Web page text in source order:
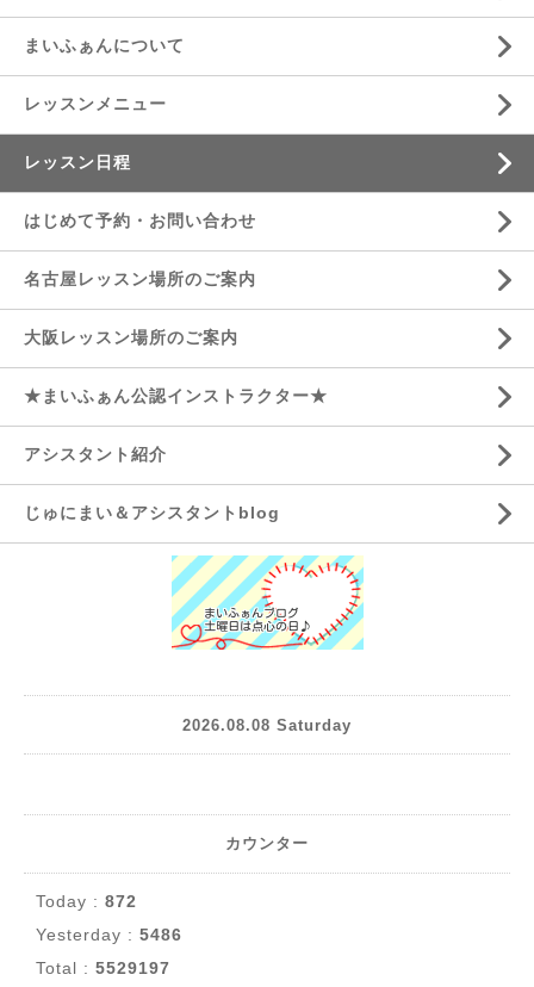
まいふぁんについて
レッスンメニュー
レッスン日程
はじめて予約・お問い合わせ
名古屋レッスン場所のご案内
大阪レッスン場所のご案内
★まいふぁん公認インストラクター★
アシスタント紹介
じゅにまい＆アシスタントblog
2026.08.08 Saturday
カウンター
Today : 872
Yesterday : 5486
Total : 5529197